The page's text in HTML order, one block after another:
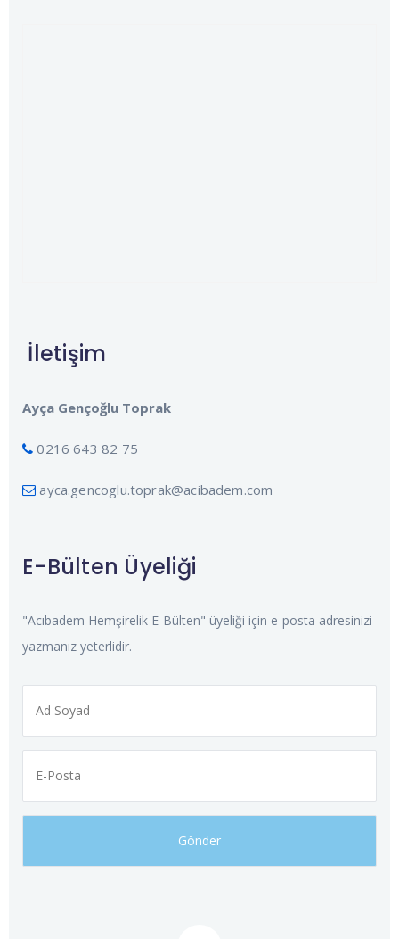
İletişim
Ayça Gençoğlu Toprak
0216 643 82 75
ayca.gencoglu.toprak@acibadem.com
E-Bülten Üyeliği
"Acıbadem Hemşirelik E-Bülten" üyeliği için e-posta adresinizi
yazmanız yeterlidir.